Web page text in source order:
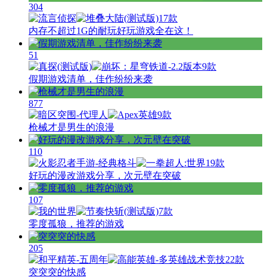
304
17款
内存不超过1G的耐玩好玩游戏全在这！
51
9款
假期游戏清单，佳作纷纷来袭
877
9款
枪械才是男生的浪漫
110
19款
好玩的漫改游戏分享，次元壁在突破
107
7款
零度孤狼，推荐的游戏
205
22款
突突突的快感